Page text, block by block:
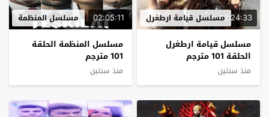
02:24:33مسلسل قيامة ارطغرل
مسلسل قيامة ارطغرل
الحلقة 101 مترجم
منذ سنتين
02:05:11 مسلسل المنظمة
مسلسل المنظمة الحلقة
101 مترجم
منذ سنتين